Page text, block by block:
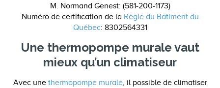
M. Normand Genest: (581-200-1173)
Numéro de certification de la Régie du Batiment du
Québec: 8302564331
Une thermopompe murale vaut
mieux qu’un climatiseur
Avec une thermopompe murale, il possible de climatiser